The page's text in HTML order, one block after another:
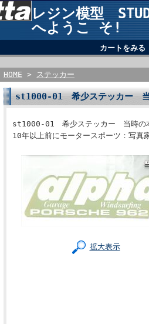
レジン模型
へようこ そ!
カートをみる
HOME > ステッカー
st1000-01 希少ステッカー 当
st1000-01 希少ステッカー 当時の本
10年以上前にモータースポーツ：写真
拡大表示